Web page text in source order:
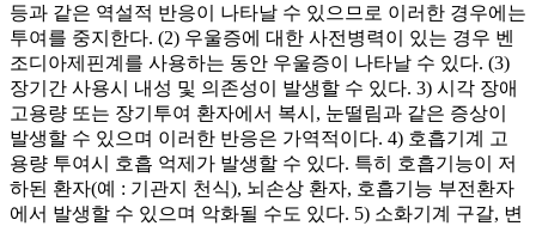
등과 같은 역설적 반응이 나타날 수 있으므로 이러한 경우에는
투여를 중지한다. (2) 우울증에 대한 사전병력이 있는 경우 벤
조디아제핀계를 사용하는 동안 우울증이 나타날 수 있다. (3)
장기간 사용시 내성 및 의존성이 발생할 수 있다. 3) 시각 장애
고용량 또는 장기투여 환자에서 복시, 눈떨림과 같은 증상이
발생할 수 있으며 이러한 반응은 가역적이다. 4) 호흡기계 고
용량 투여시 호흡 억제가 발생할 수 있다. 특히 호흡기능이 저
하된 환자(예 : 기관지 천식), 뇌손상 환자, 호흡기능 부전환자
에서 발생할 수 있으며 악화될 수도 있다. 5) 소화기계 구갈, 변